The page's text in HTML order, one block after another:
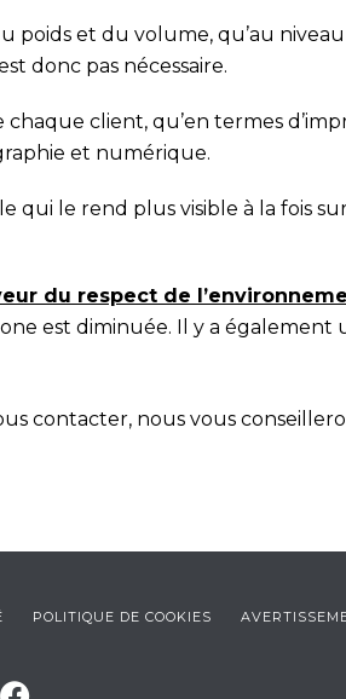
et du volume, qu’au
donc pas nécessaire.
client, qu’en termes
et numérique.
qui le rend plus visible à la fois
du respect de
est diminuée. Il y a
contacter, nous vous
POLITIQUE DE COOKIES